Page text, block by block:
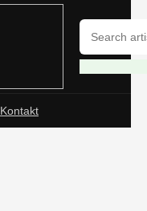
Kontakt